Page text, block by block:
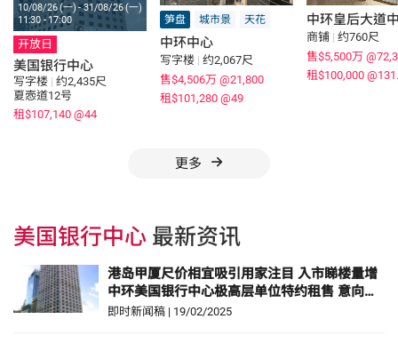
10/08/26 (一) - 31/08/26 (一)
11:30 - 17:00
开放日
美国银行中心
写字楼 | 约2,435尺
夏悫道12号
租$107,140 @44
笋盘 城市景 天花
中环中心
写字楼 | 约2,067尺
售$4,506万 @21,800
租$101,280 @49
中环皇后大道
商铺 | 约760尺
售$5,500万
租$100,000
更多
美国银行中心 最新资讯
港岛甲厦尺价相宜吸引用家注目 入市睇楼量增
中环美国银行中心极高层单位特约租售 意向价
约5,274万元
即时新闻稿 | 19/02/2025